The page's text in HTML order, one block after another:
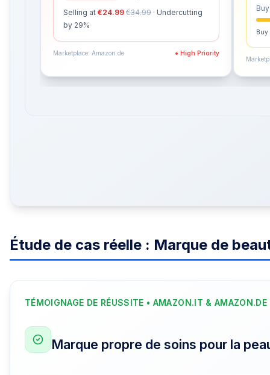
Selling at €24.99 €34.99 · Undercutting
by 29%
Marketplace: Amazon.de ● High Priority
Buy
Étude de cas réelle : Marque de
TÉMOIGNAGE DE RÉUSSITE • AMAZON.IT & AMAZON.DE
Marque propre de soins pour la